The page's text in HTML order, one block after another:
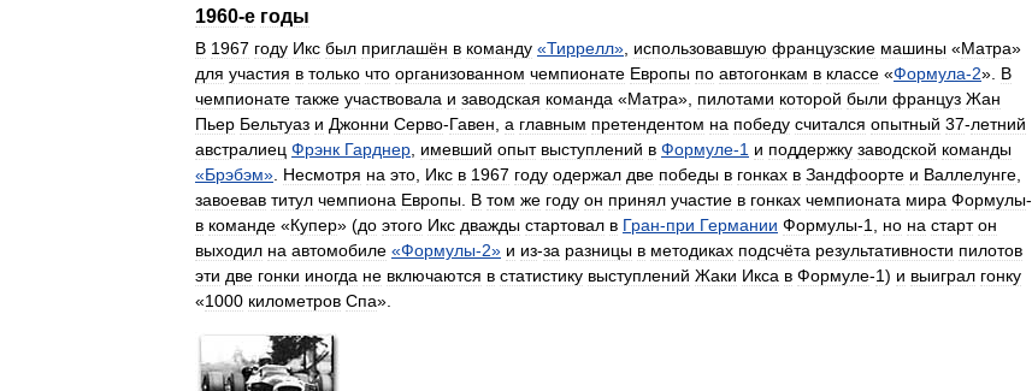
1960-е годы
В 1967 году Икс был приглашён в команду «Тиррелл» использовавшую французские машины «Матра»
для участия в только что организованном чемпионате Европы по автогонкам в классе «Формула-2». В
чемпионате также участвовала и заводская команда «Матра», пилотами которой были француз Жан
Пьер Бельтуаз и Джонни Серво-Гавен а главным претендентом на победу считался опытный 37-летний
австралиец Фрэнк Гарднер имевший опыт выступлений в Формуле-1 и поддержку заводской команды
«Брэбэм» Несмотря на это Икс в 1967 году одержал две победы в гонках в Зандфоорте и Валлелунге
завоевав титул чемпиона Европы В том же году он принял участие в гонках чемпионата мира Формулы-
в команде «Купер» (до этого Икс дважды стартовал в Гран-при Германии Формулы-1 но на старт он
выходил на автомобиле «Формулы-2» и из-за разницы в методиках подсчёта результативности пилотов
эти две гонки иногда не включаются в статистику выступлений Жаки Икса в Формуле-1) и выиграл гонку
«1000 километров Спа».